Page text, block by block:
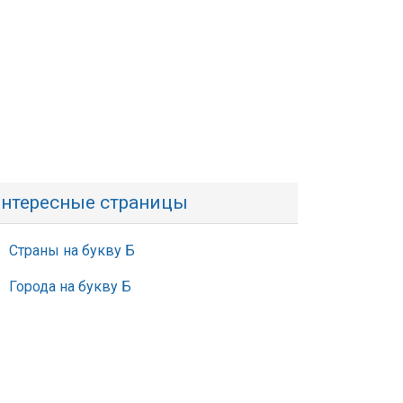
страницы
Страны на букву Б
Города на букву Б